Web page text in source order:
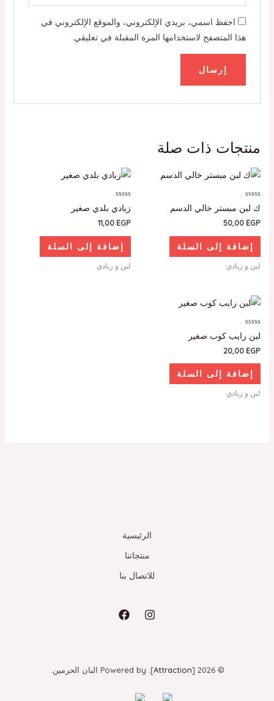
احفظ اسمي، بريدي الإلكتروني، والموقع الإلكتروني في
هذا المتصفح لاستخدامها المرة المقبلة في تعليقي.
منتجات ذات صلة
تم
التقييم
0
من
ك لبن مبستر خالي الدسم
50,00 EGP
إضافة إلى السلة
لبن و زبادي
التقييم
0
من
زبادي بلدي صغير
11,00 EGP
إضافة إلى السلة
لبن و زبادي
تم
التقييم
0
من
لبن رايب كوب صغير
20,00 EGP
إضافة إلى السلة
لبن و زبادي
الرئيسية
منتجاتنا
للاتصال بنا
© 2026 [
Attraction]. Powered by البان الحرمين.